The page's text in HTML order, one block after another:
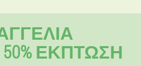
50% ΕΚΠΤΩΣΗ